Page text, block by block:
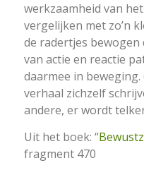
werkzaamheid van
vergelijken met zo’n
de radertjes
van actie en reactie
daarmee in
verhaal zichzelf
andere, er wordt
Uit het boek: “
fragment 470